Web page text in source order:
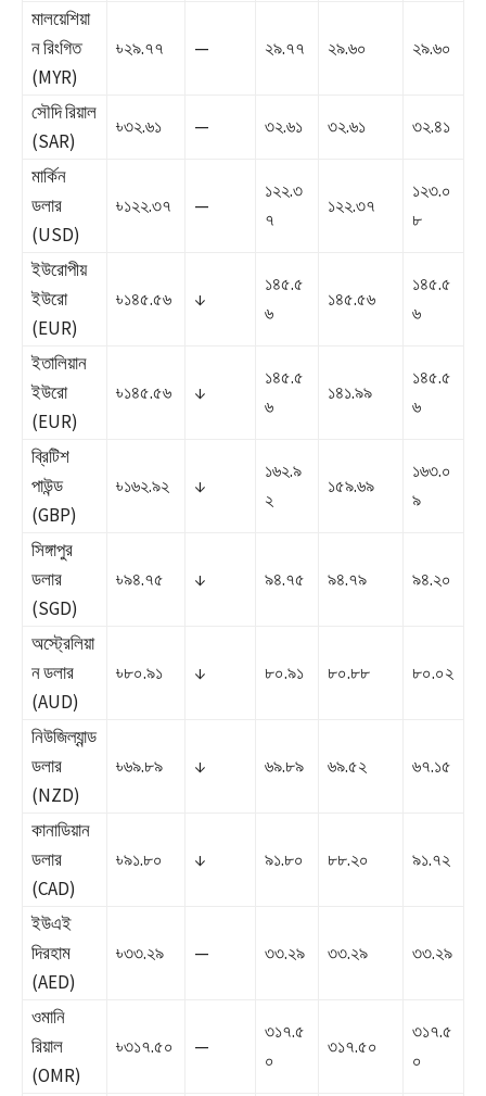
মালয়েশিয়া
ন রিংগিত
(MYR)
৳২৯.৭৭ — ২৯.৭৭ ২৯.৬০ ২৯.৬০
সৌদি রিয়াল
(SAR)
৳৩২.৬১ — ৩২.৬১ ৩২.৬১ ৩২.৪১
মার্কিন
ডলার
(USD)
৳১২২.৩৭ —
১২২.৩
৭
১২২.৩৭
১২৩.০
৮
ইউরোপীয়
ইউরো
(EUR)
৳১৪৫.৫৬ ↓
১৪৫.৫
৬
১৪৫.৫৬
১৪৫.৫
৬
ইতালিয়ান
ইউরো
(EUR)
৳১৪৫.৫৬ ↓
১৪৫.৫
৬
১৪১.৯৯
১৪৫.৫
৬
ব্রিটিশ
পাউন্ড
(GBP)
৳১৬২.৯২ ↓
১৬২.৯
২
১৫৯.৬৯
১৬৩.০
৯
সিঙ্গাপুর
ডলার
(SGD)
৳৯৪.৭৫ ↓ ৯৪.৭৫ ৯৪.৭৯ ৯৪.২০
অস্ট্রেলিয়া
ন ডলার
(AUD)
৳৮০.৯১ ↓ ৮০.৯১ ৮০.৮৮ ৮০.০২
নিউজিল্যান্ড
ডলার
(NZD)
৳৬৯.৮৯ ↓ ৬৯.৮৯ ৬৯.৫২ ৬৭.১৫
কানাডিয়ান
ডলার
(CAD)
৳৯১.৮০ ↓ ৯১.৮০ ৮৮.২০ ৯১.৭২
ইউএই
দিরহাম
(AED)
৳৩৩.২৯ — ৩৩.২৯ ৩৩.২৯ ৩৩.২৯
ওমানি
রিয়াল
(OMR)
৳৩১৭.৫০ —
৩১৭.৫
০
৩১৭.৫০
৩১৭.৫
০